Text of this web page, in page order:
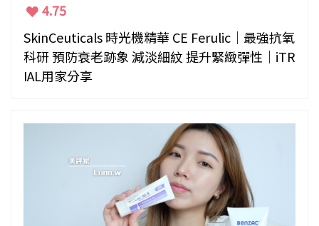
4.75
SkinCeuticals 時光機精華 CE Ferulic｜最強抗氧
科研 預防衰老跡象 減淡細紋 提升緊緻彈性｜iTR
IAL用家分享